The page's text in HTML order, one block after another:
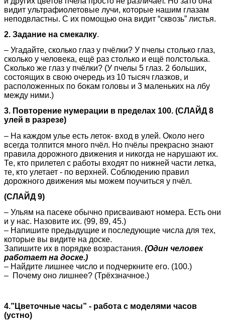
видит ультрафиолетовые лучи, которые нашим глазам
неподвластны. С их помощью она видит “сквозь” листья.
2. Задание на смекалку.
– Угадайте, сколько глаз у пчёлки? У пчелы столько глаз,
сколько у человека, ещё раз столько и ещё полстолька.
Сколько же глаз у пчёлки? (У пчелы 5 глаз. 2 больших,
состоящих в свою очередь из 10 тысяч глазков, и
расположенных по бокам головы и 3 маленьких на лбу
между ними.)
3. Повторение нумерации в пределах 100. (СЛАЙД 8
улей в разрезе)
– На каждом улье есть леток- вход в улей. Около него
всегда толпится много пчёл. Но пчёлы прекрасно знают
правила дорожного движения и никогда не нарушают их.
Те, кто прилетел с работы входят по нижней части летка,
те, кто улетает - по верхней. Соблюдению правил
дорожного движения мы можем поучиться у пчёл.
(СЛАЙД 9)
– Ульям на пасеке обычно присваивают номера. Есть они
и у нас. Назовите их. (99, 89, 45.)
– Напишите предыдущие и последующие числа для тех,
которые вы видите на доске.
Запишите их в порядке возрастания. (Один человек
работает на доске.)
– Найдите лишнее число и подчеркните его. (100.)
– Почему оно лишнее? (Трёхзначное.)
4.”Цветочные часы” - работа с моделями часов
(устно)